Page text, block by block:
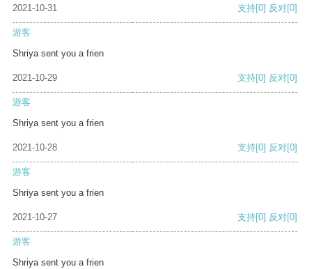
2021-10-31 支持[0] 反对[0]
游客
Shriya sent you a frien
2021-10-29 支持[0] 反对[0]
游客
Shriya sent you a frien
2021-10-28 支持[0] 反对[0]
游客
Shriya sent you a frien
2021-10-27 支持[0] 反对[0]
游客
Shriya sent you a frien